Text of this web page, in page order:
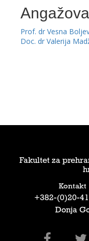
Prof. dr Vesna
Doc. dr Valerija
Fakultet za
Kontakt
‎+382-(0)20-
Donja